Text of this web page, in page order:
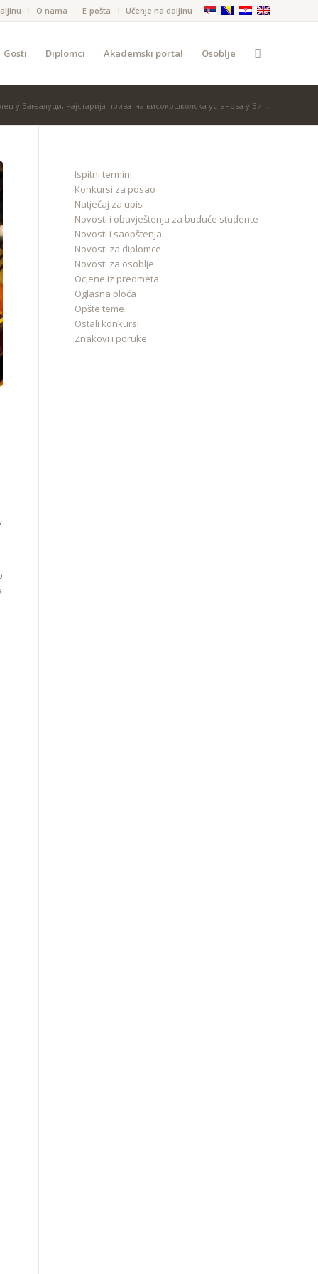
O nama Е-pošta Učenje na daljinu
Gosti Diplomci Akademski portal Osoblje
у Бањалуци, најстарија приватна високошколска установа у Би...
Ispitni termini
Konkursi za posao
Natječaj za upis
Novosti i obavještenja za buduće studente
Novosti i saopštenja
Novosti za diplomce
Novosti za osoblje
Ocjene iz predmeta
Oglasna ploča
Opšte teme
Ostali konkursi
Znakovi i poruke